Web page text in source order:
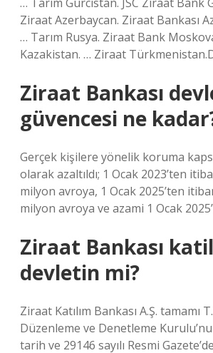
Ziraat Azerbaycan. Ziraat Bankası
… Tarım Rusya. Ziraat Bank
Kazakistan. … Ziraat
Ziraat Bankası
güvencesi ne
Gerçek kişilere yönelik koruma
olarak azaltıldı; 1 Ocak 2023’ten
milyon avroya, 1 Ocak 2025’ten
milyon avroya ve azami 1 Ocak
Ziraat Bankası
devletin mi?
Ziraat Katılım Bankası A.Ş. tamamı
Düzenleme ve Denetleme
tarih ve 29146 sayılı Resmi